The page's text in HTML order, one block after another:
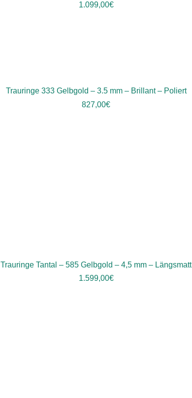
1.099,00€
Trauringe 333 Gelbgold – 3.5 mm – Brillant – Poliert
827,00€
Trauringe Tantal – 585 Gelbgold – 4,5 mm – Längsmatt
1.599,00€